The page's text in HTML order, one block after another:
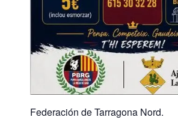
Federación de Tarragona Nord.